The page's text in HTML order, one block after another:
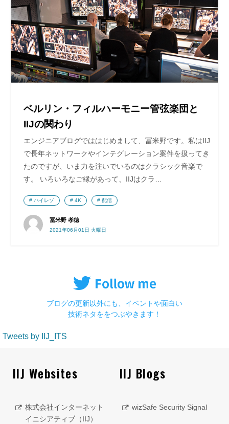
ベルリン・フィルハーモニー管弦楽団と
IIJの関わり
エンジニアブログでははじめまして、冨米野です。私はIIJ
で長年ネットワークやインテグレーション案件を扱ってき
たのですが、いま力を注いでいるのはクラシック音楽で
す。 いろいろなご縁があって、IIJはクラ…
冨米野 孝徳
2021年06月01日 火曜日
ハイレゾ 4K 配信
ブログの更新以外にも、イベントや面白い
技術ネタををつぶやきます！
Tweets by IIJ_ITS
IIJ Websites
株式会社インターネット
イニシアティブ（IIJ）
IIJ Blogs
wizSafe Security Signal